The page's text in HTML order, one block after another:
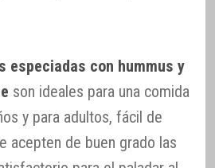
especiadas con hummus y
son ideales para una comida
y para adultos, fácil de
acepten de buen grado las